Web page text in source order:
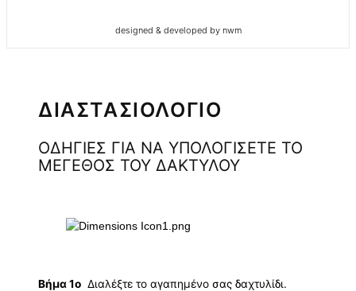
designed & developed by nwm
ΔΙΑΣΤΑΣΙΟΛΟΓΙΟ
ΟΔΗΓΙΕΣ ΓΙΑ ΝΑ ΥΠΟΛΟΓΙΣΕΤΕ ΤΟ
ΜΕΓΕΘΟΣ ΤΟΥ ΔΑΚΤΥΛΟΥ
Βήμα 1ο Διαλέξτε το αγαπημένο σας δαχτυλίδι.